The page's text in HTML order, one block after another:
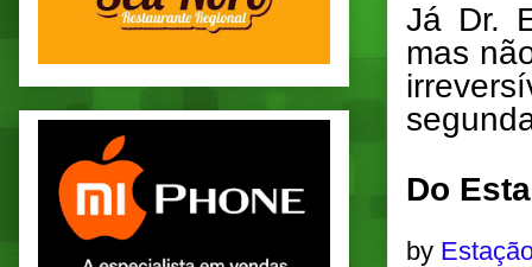
Já Dr.
mas
Do
by